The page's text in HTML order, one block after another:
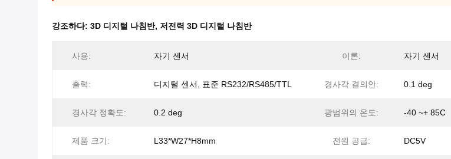
강조하다: 3D 디지털 나침반, 저전력 3D 디지털 나침반
사용: 자기 센서 이론: 자기 센서
출력: 디지털 센서, 표준 RS232/RS485/TTL 경사각 결의안: 0.1 deg
경사각 정확도: 0.2 deg 광범위의 온도: -40 ~+ 85C
제품 크기: L33*W27*H8mm 전원 공급: DC5V